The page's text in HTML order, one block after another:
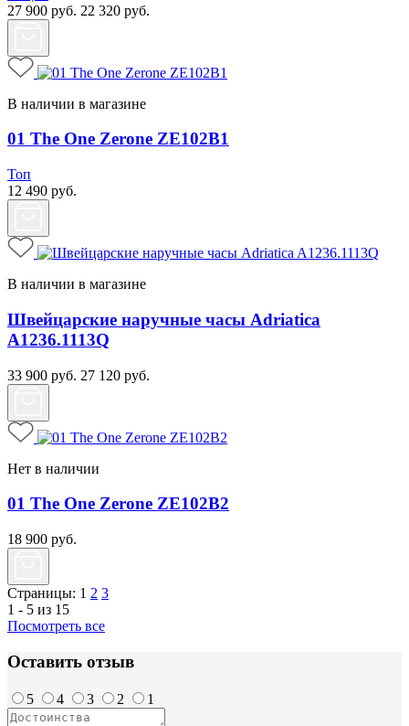
27 900 руб. 22 320 руб.
В наличии в магазине
01 The One Zerone ZE102B1
Топ
12 490 руб.
В наличии в магазине
Швейцарские наручные часы Adriatica
A1236.1113Q
33 900 руб. 27 120 руб.
Нет в наличии
01 The One Zerone ZE102B2
18 900 руб.
Страницы: 1 2 3
1 - 5 из 15
Посмотреть все
Оставить отзыв
5 4 3 2 1